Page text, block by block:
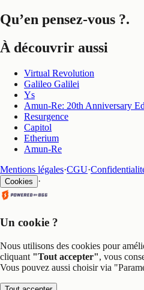
Qu’en pensez-vous ?.
À découvrir aussi
Virtual Revolution
Galileo Galilei
Ys
Amun-Re: 20th Anniversary
Resurgence
Capitol
Etherium
Amun-Re
Mentions légales·CGU·
Cookies ·
Un cookie ?
Nous utilisons des cookies pour
cliquant "Tout accepter", vous
Vous pouvez aussi choisir via